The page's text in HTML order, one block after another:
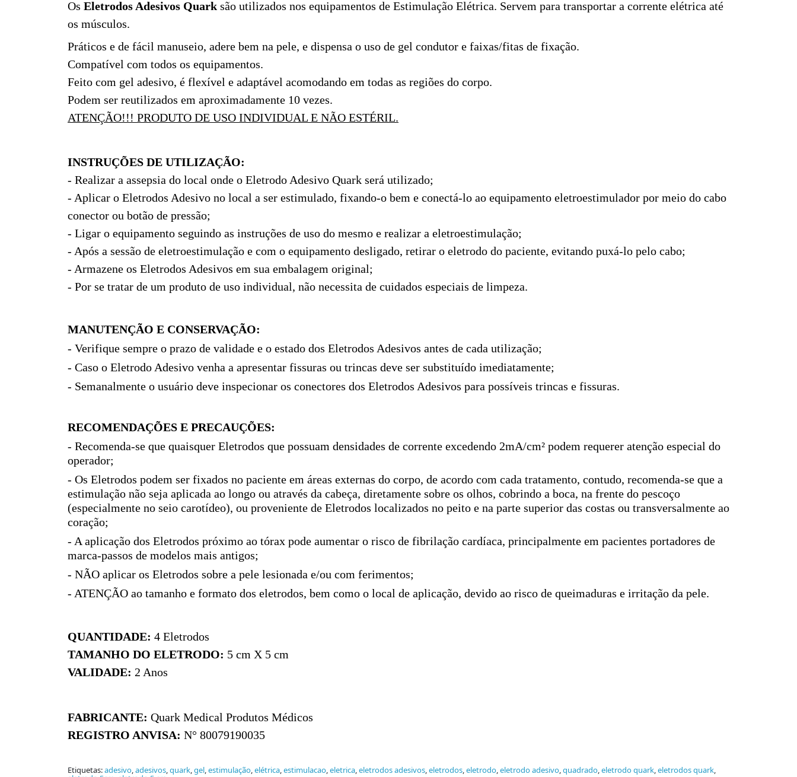
Os Eletrodos Adesivos Quark são utilizados nos equipamentos de Estimulação Elétrica. Servem para transportar a corrente elétrica até
os músculos.
Práticos e de fácil manuseio, adere bem na pele, e dispensa o uso de gel condutor e faixas/fitas de fixação.
Compatível com todos os equipamentos.
Feito com gel adesivo, é flexível e adaptável acomodando em todas as regiões do corpo.
Podem ser reutilizados em aproximadamente 10 vezes.
ATENÇÃO!!! PRODUTO DE USO INDIVIDUAL E NÃO ESTÉRIL.
INSTRUÇÕES DE UTILIZAÇÃO:
- Realizar a assepsia do local onde o Eletrodo Adesivo Quark será utilizado;
- Aplicar o Eletrodos Adesivo no local a ser estimulado, fixando-o bem e conectá-lo ao equipamento eletroestimulador por meio do cabo
conector ou botão de pressão;
- Ligar o equipamento seguindo as instruções de uso do mesmo e realizar a eletroestimulação;
- Após a sessão de eletroestimulação e com o equipamento desligado, retirar o eletrodo do paciente, evitando puxá-lo pelo cabo;
- Armazene os Eletrodos Adesivos em sua embalagem original;
- Por se tratar de um produto de uso individual, não necessita de cuidados especiais de limpeza.
MANUTENÇÃO E CONSERVAÇÃO:
- Verifique sempre o prazo de validade e o estado dos Eletrodos Adesivos antes de cada utilização;
- Caso o Eletrodo Adesivo venha a apresentar fissuras ou trincas deve ser substituído imediatamente;
- Semanalmente o usuário deve inspecionar os conectores dos Eletrodos Adesivos para possíveis trincas e fissuras.
RECOMENDAÇÕES E PRECAUÇÕES:
- Recomenda-se que quaisquer Eletrodos que possuam densidades de corrente excedendo 2mA/cm² podem requerer atenção especial do
operador;
- Os Eletrodos podem ser fixados no paciente em áreas externas do corpo, de acordo com cada tratamento, contudo, recomenda-se que a
estimulação não seja aplicada ao longo ou através da cabeça, diretamente sobre os olhos, cobrindo a boca, na frente do pescoço
(especialmente no seio carotídeo), ou proveniente de Eletrodos localizados no peito e na parte superior das costas ou transversalmente ao
coração;
- A aplicação dos Eletrodos próximo ao tórax pode aumentar o risco de fibrilação cardíaca, principalmente em pacientes portadores de
marca-passos de modelos mais antigos;
- NÃO aplicar os Eletrodos sobre a pele lesionada e/ou com ferimentos;
- ATENÇÃO ao tamanho e formato dos eletrodos, bem como o local de aplicação, devido ao risco de queimaduras e irritação da pele.
QUANTIDADE: 4 Eletrodos
TAMANHO DO ELETRODO: 5 cm X 5 cm
VALIDADE: 2 Anos
FABRICANTE: Quark Medical Produtos Médicos
REGISTRO ANVISA: N° 80079190035
Etiquetas:adesivo,adesivos,quark,gel,estimulação,elétrica,estimulacao,eletrica,eletrodos adesivos,eletrodos,eletrodo,eletrodo adesivo,quadrado,eletrodo quark,eletrodos quark,